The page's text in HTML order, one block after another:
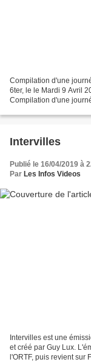
Compilation d'une
6ter, le le Mardi 9 Avril
Compilation d'une
Intervilles
Publié le 16/04/2019 à
Par Les Infos Videos
Intervilles est une
et créé par Guy Lux.
l'ORTF, puis revient sur